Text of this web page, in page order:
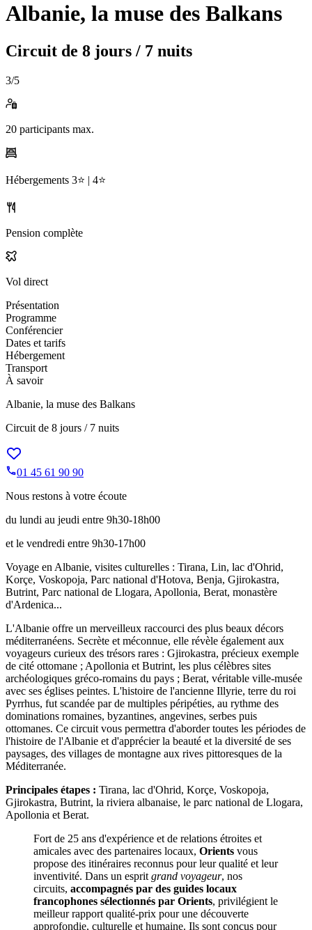
Albanie, la muse des Balkans
Circuit de 8 jours / 7 nuits
3/5
20 participants max.
Hébergements 3⭐️ | 4⭐️
Pension complète
Vol direct
Présentation
Programme
Conférencier
Dates et tarifs
Hébergement
Transport
À savoir
Albanie, la muse des Balkans
Circuit de 8 jours / 7 nuits
01 45 61 90 90
Nous restons à votre écoute
du lundi au jeudi entre 9h30-18h00
et le vendredi entre 9h30-17h00
Voyage en Albanie, visites culturelles : Tirana, Lin, lac d'Ohrid,
Korçe, Voskopoja, Parc national d'Hotova, Benja, Gjirokastra,
Butrint, Parc national de Llogara, Apollonia, Berat, monastère
d'Ardenica...
L'Albanie offre un merveilleux raccourci des plus beaux décors
méditerranéens. Secrète et méconnue, elle révèle également aux
voyageurs curieux des trésors rares : Gjirokastra, précieux exemple
de cité ottomane ; Apollonia et Butrint, les plus célèbres sites
archéologiques gréco-romains du pays ; Berat, véritable ville-musée
avec ses églises peintes. L'histoire de l'ancienne Illyrie, terre du roi
Pyrrhus, fut scandée par de multiples péripéties, au rythme des
dominations romaines, byzantines, angevines, serbes puis
ottomanes. Ce circuit vous permettra d'aborder toutes les périodes de
l'histoire de l'Albanie et d'apprécier la beauté et la diversité de ses
paysages, des villages de montagne aux rives pittoresques de la
Méditerranée.
Principales étapes : Tirana, lac d'Ohrid, Korçe, Voskopoja,
Gjirokastra, Butrint, la riviera albanaise, le parc national de Llogara,
Apollonia et Berat.
Fort de 25 ans d'expérience et de relations étroites et
amicales avec des partenaires locaux, Orients vous
propose des itinéraires reconnus pour leur qualité et leur
inventivité. Dans un esprit grand voyageur, nos
circuits, accompagnés par des guides locaux
francophones sélectionnés par Orients, privilégient le
meilleur rapport qualité-prix pour une découverte
approfondie, culturelle et humaine. Ils sont conçus pour